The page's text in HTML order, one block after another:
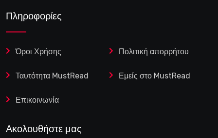
Πληροφορίες
Όροι Χρήσης Πολιτική απορρήτου
Ταυτότητα MustRead Εμείς στο MustRead
Επικοινωνία
Ακολουθήστε μας